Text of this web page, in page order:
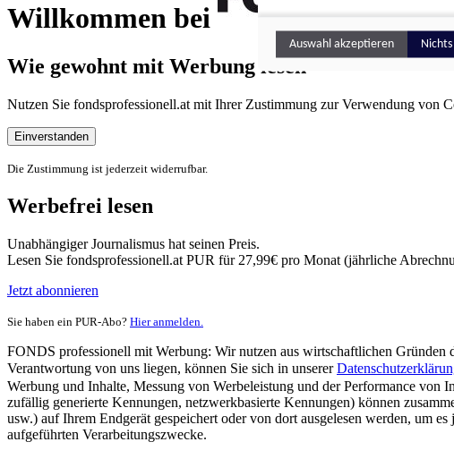
Willkommen bei
Wie gewohnt mit Werbung lesen
Nutzen Sie fondsprofessionell.at mit Ihrer Zustimmung zur Verwendung von
Einverstanden
Die Zustimmung ist jederzeit widerrufbar.
Werbefrei lesen
Unabhängiger Journalismus hat seinen Preis.
Lesen Sie fondsprofessionell.at PUR für 27,99€ pro Monat (jährliche
Jetzt abonnieren
Sie haben ein PUR-Abo? Hier anmelden.
FONDS professionell mit Werbung: Wir nutzen aus wirtschaftlichen
Verantwortung von uns liegen, können Sie sich in unserer
Werbung und Inhalte, Messung von Werbeleistung und der Performance
zufällig generierte Kennungen, netzwerkbasierte Kennungen) können
usw.) auf Ihrem Endgerät gespeichert oder von dort ausgelesen werden, um
aufgeführten Verarbeitungszwecke.
Auswahl akzeptieren